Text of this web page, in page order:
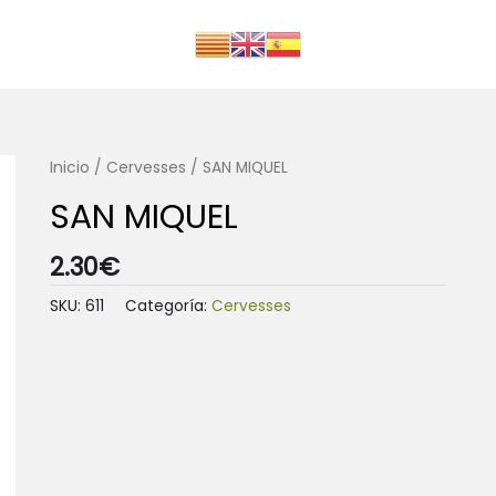
Inicio / Cervesses / SAN MIQUEL
SAN MIQUEL
2.30€
SKU: 611 Categoría: Cervesses